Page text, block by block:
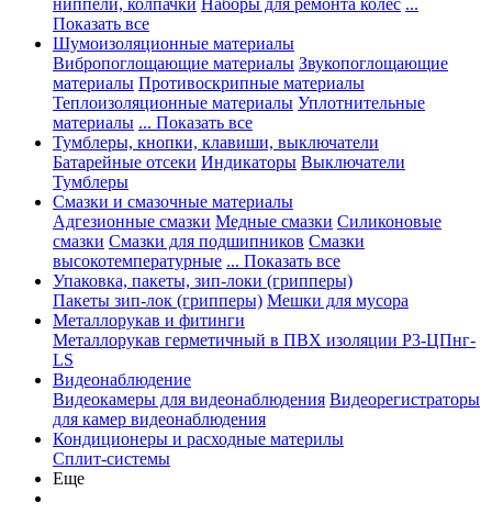
ниппели, колпачки Наборы для ремонта колес ...
Показать все
Шумоизоляционные материалы
Вибропоглощающие материалы Звукопоглощающие
материалы Противоскрипные материалы
Теплоизоляционные материалы Уплотнительные
материалы ... Показать все
Тумблеры, кнопки, клавиши, выключатели
Батарейные отсеки Индикаторы Выключатели
Тумблеры
Смазки и смазочные материалы
Адгезионные смазки Медные смазки Силиконовые
смазки Смазки для подшипников Смазки
высокотемпературные ... Показать все
Упаковка, пакеты, зип-локи (грипперы)
Пакеты зип-лок (грипперы) Мешки для мусора
Металлорукав и фитинги
Металлорукав герметичный в ПВХ изоляции Р3-ЦПнг-
LS
Видеонаблюдение
Видеокамеры для видеонаблюдения Видеорегистраторы
для камер видеонаблюдения
Кондиционеры и расходные материлы
Сплит-системы
Еще